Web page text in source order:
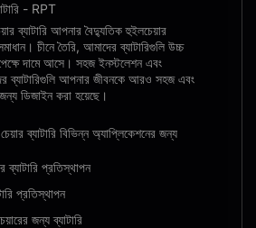
- RPT
ব্যাটারি আপনার বৈদ্যুতিক হুইলচেয়ার
চীনে তৈরি, আমাদের ব্যাটারিগুলি উচ্চ
দামে আসে। সহজ ইনস্টলেশন এবং
ব্যাটারিগুলি আপনার জীবনকে আরও সহজ এবং
ডিজাইন করা হয়েছে।
ব্যাটারি বিভিন্ন অ্যাপ্লিকেশনের জন্য
ব্যাটারি প্রতিস্থাপন
প্রতিস্থাপন
জন্য ব্যাটারি